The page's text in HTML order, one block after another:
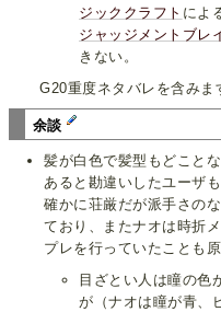
ジッククラフト によ
ジャッジメントブレ
きない。
G20重度ネタバレを含みま
余談
髪が白色で髪型もどことな
あると勘違いしたユーザも
確かに荘厳だが派手さの
ており、またナオは時折
プレを行っていたことも
目ざとい人は瞳の色
が（ナオは瞳が青、